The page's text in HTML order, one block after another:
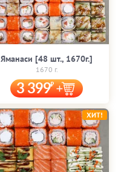
Яманаси [48 шт., 1670г.]
1670 г.
3 399
ХИТ!